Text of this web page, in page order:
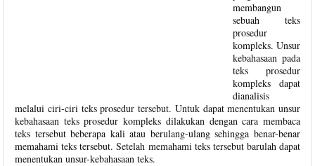
membangun
sebuah teks
prosedur
kompleks. Unsur
kebahasaan pada
teks prosedur
kompleks dapat
dianalisis
melalui ciri-ciri teks prosedur tersebut. Untuk dapat menentukan unsur
kebahasaan teks prosedur kompleks dilakukan dengan cara membaca
teks tersebut beberapa kali atau berulang-ulang sehingga benar-benar
memahami teks tersebut. Setelah memahami teks tersebut barulah dapat
menentukan unsur-kebahasaan teks.